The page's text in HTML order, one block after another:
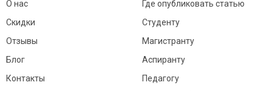
О нас
Скидки
Отзывы
Блог
Контакты
Где опубликовать статью
Студенту
Магистранту
Аспиранту
Педагогу